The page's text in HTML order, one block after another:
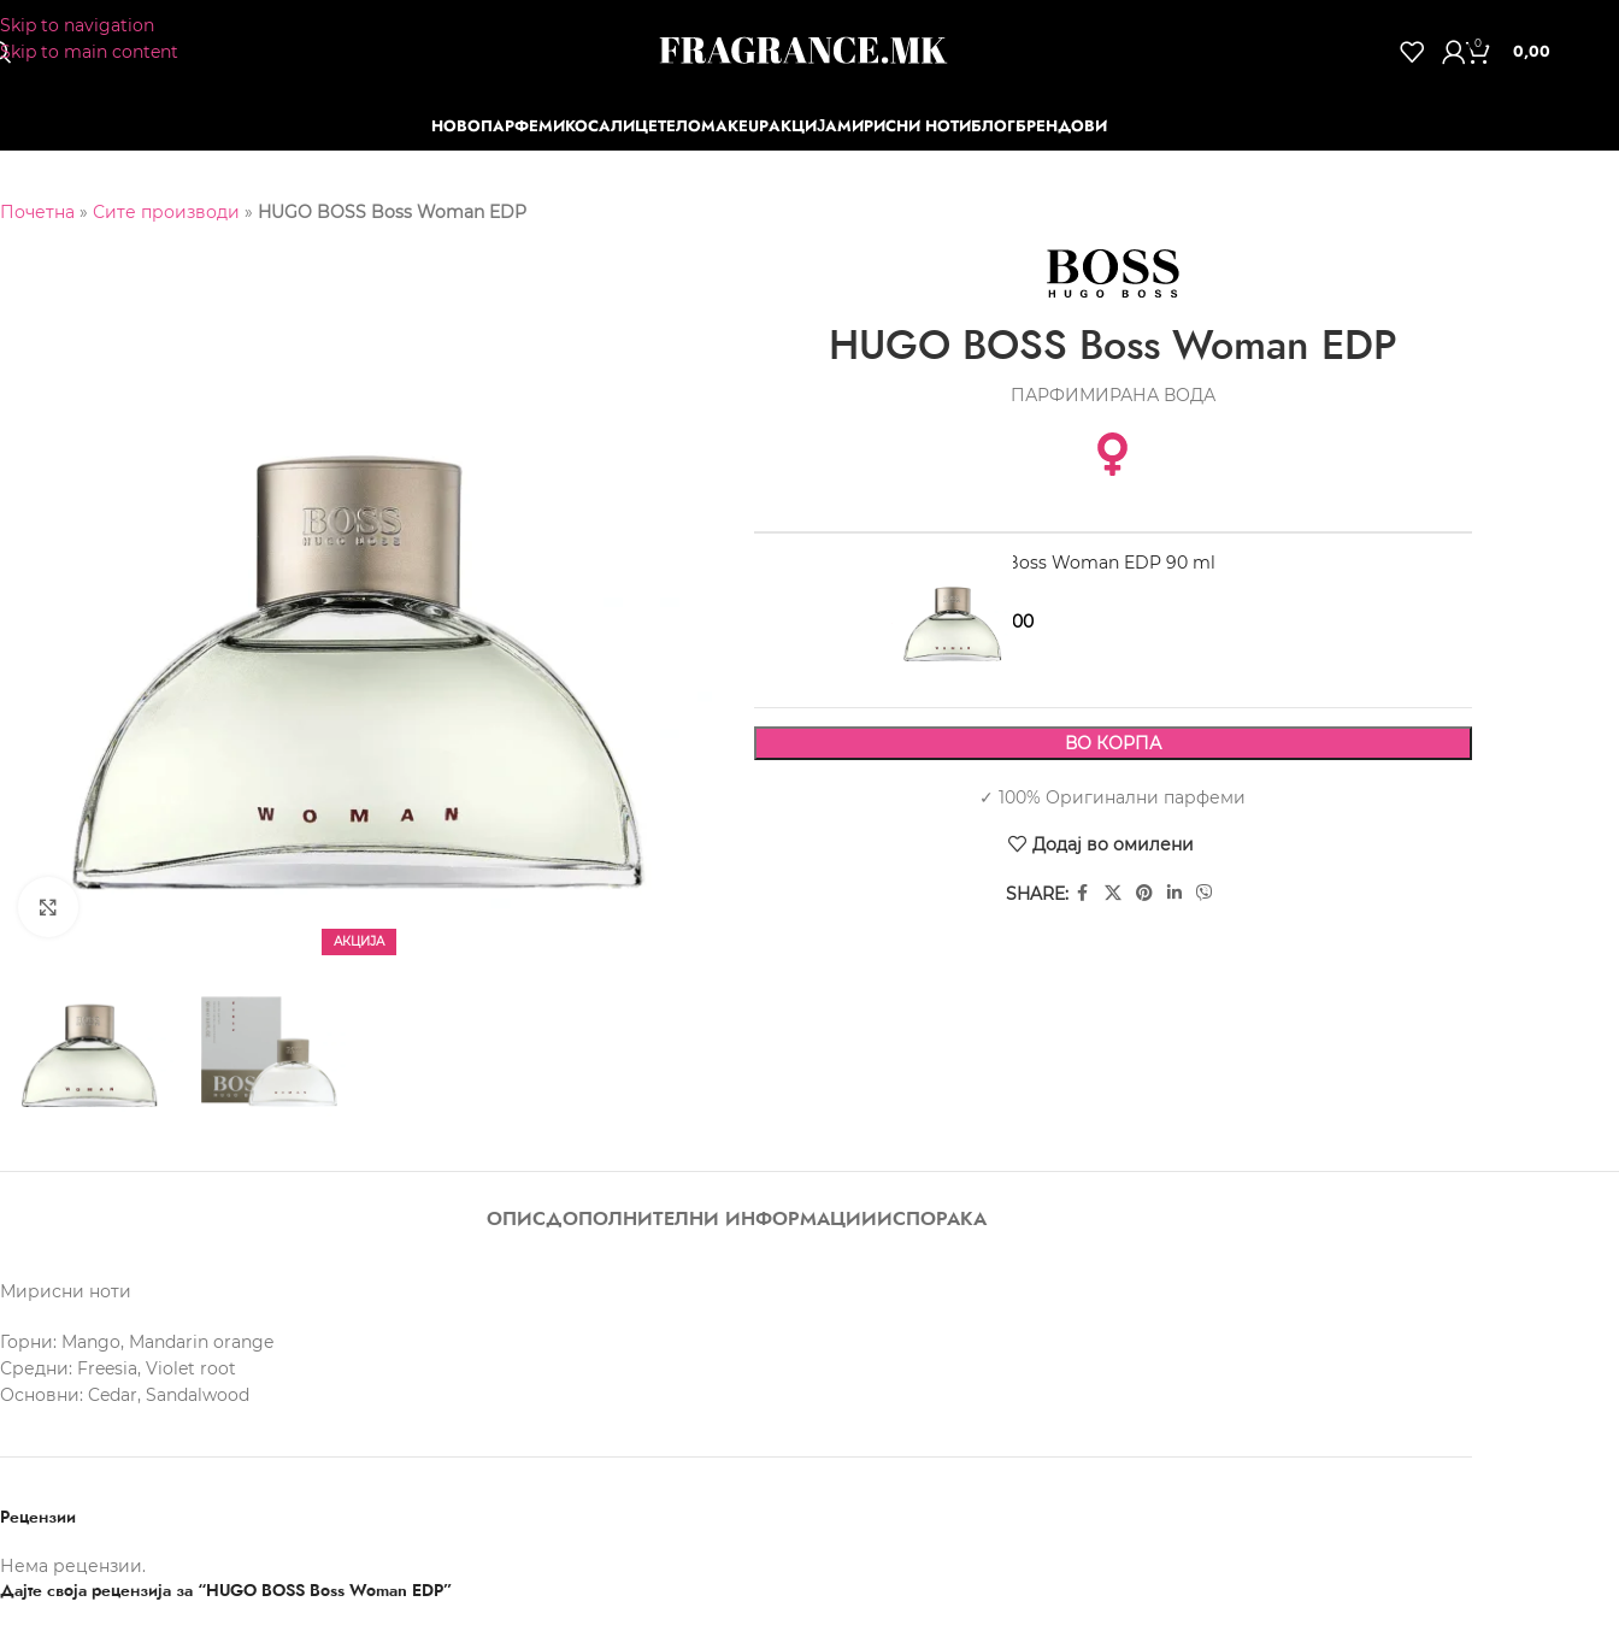
Skip to navigation
Skip to main content
0 0,00
НОВОПАРФЕМИКОСАЛИЦЕТЕЛОMAKEUPАКЦИЈАМИРИСНИ НОТИБЛОГБРЕНДОВИ
Почетна » Сите производи » HUGO BOSS Boss Woman EDP
АКЦИЈА
HUGO BOSS Boss Woman EDP
ПАРФИМИРАНА ВОДА
HUGO BOSS Boss Woman EDP 90 ml
3.380,002.390,00
ВО КОРПА
✓ 100% Оригинални парфеми
Додај во омилени
SHARE:
ОПИСДОПОЛНИТЕЛНИ ИНФОРМАЦИИИСПОРАКА
Мирисни ноти
Горни: Mango, Mandarin orange
Средни: Freesia, Violet root
Основни: Cedar, Sandalwood
Рецензии
Нема рецензии.
Дајте своја рецензија за “HUGO BOSS Boss Woman EDP”